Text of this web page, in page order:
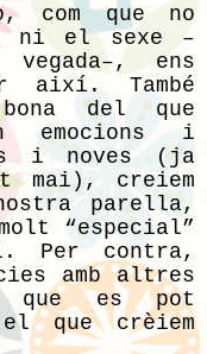
com que no
ni el sexe –
ens
així. També
del que
emocions i
i noves (ja
mai), creiem
parella,
“especial”
Per contra,
amb altres
que es pot
que crèiem